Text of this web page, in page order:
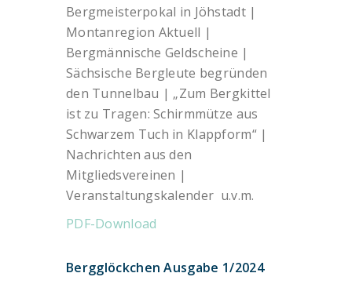
Bergmeisterpokal in Jöhstadt |
Montanregion Aktuell |
Bergmännische Geldscheine |
Sächsische Bergleute begründen
den Tunnelbau | „Zum Bergkittel
ist zu Tragen: Schirmmütze aus
Schwarzem Tuch in Klappform“ |
Nachrichten aus den
Mitgliedsvereinen |
Veranstaltungskalender u.v.m.
PDF-Download
Bergglöckchen Ausgabe 1/2024